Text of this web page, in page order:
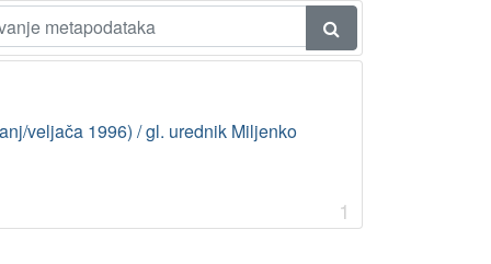
veljača 1996) / gl. urednik Miljenko
1